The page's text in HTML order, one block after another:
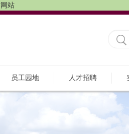
站
员工园地 人才招聘